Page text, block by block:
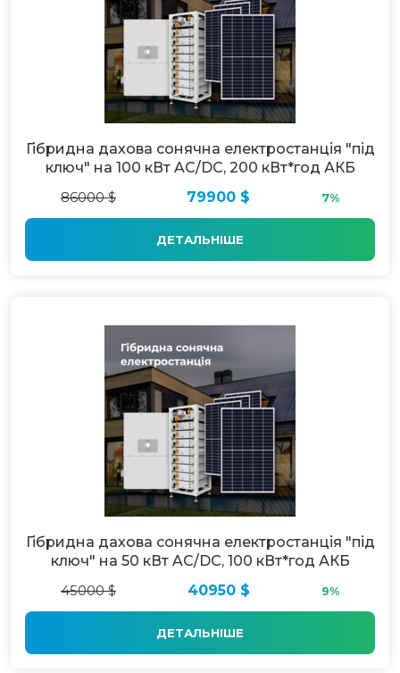
Гібридна дахова сонячна електростанція "під
ключ" на 100 кВт AC/DC, 200 кВт*год АКБ
86000 $
79900 $ 7%
ДЕТАЛЬНІШЕ
Гібридна дахова сонячна електростанція "під
ключ" на 50 кВт AC/DC, 100 кВт*год АКБ
45000 $
40950 $ 9%
ДЕТАЛЬНІШЕ